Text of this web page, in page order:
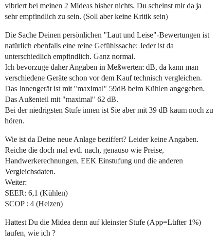
vibriert bei meinen 2 Mideas bisher nichts. Du scheinst mir da ja
sehr empfindlich zu sein. (Soll aber keine Kritik sein)
Die Sache Deinen persönlichen "Laut und Leise"-Bewertungen ist
natürlich ebenfalls eine reine Gefühlssache: Jeder ist da
unterschiedlich empfindlich. Ganz normal.
Ich bevorzuge daher Angaben in Meßwerten: dB, da kann man
verschiedene Geräte schon vor dem Kauf technisch vergleichen.
Das Innengerät ist mit "maximal" 59dB beim Kühlen angegeben.
Das Außenteil mit "maximal" 62 dB.
Bei der niedrigsten Stufe innen ist Sie aber mit 39 dB kaum noch zu
hören.
Wie ist da Deine neue Anlage beziffert? Leider keine Angaben.
Reiche die doch mal evtl. nach, genauso wie Preise,
Handwerkerechnungen, EEK Einstufung und die anderen
Vergleichsdaten.
Weiter:
SEER: 6,1 (Kühlen)
SCOP : 4 (Heizen)
Hattest Du die Midea denn auf kleinster Stufe (App=Lüfter 1%)
laufen, wie ich ?